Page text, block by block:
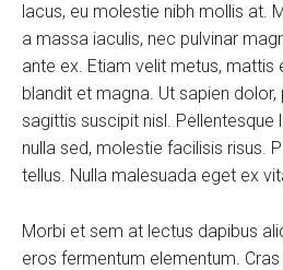
lacus, eu molestie nibh mollis at.
a massa iaculis, nec pulvinar
ante ex. Etiam velit metus, mattis
blandit et magna. Ut sapien dolor,
sagittis suscipit nisl. Pellentesque
nulla sed, molestie facilisis risus.
tellus. Nulla malesuada eget ex
Morbi et sem at lectus dapibus
eros fermentum elementum.